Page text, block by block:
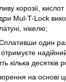
корозії,
Mul-T-Lock
нікелю;
Сплативши один
кілька десятків
на основі